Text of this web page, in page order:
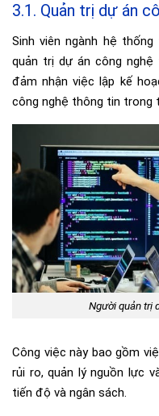
3.1. Quản trị dự án
Sinh viên ngành hệ
quản trị dự án công
đảm nhận việc lập kế
công nghệ thông tin trong
Người quản trị
Công việc này bao gồm
rủi ro, quản lý nguồn lực
tiến độ và ngân sách.